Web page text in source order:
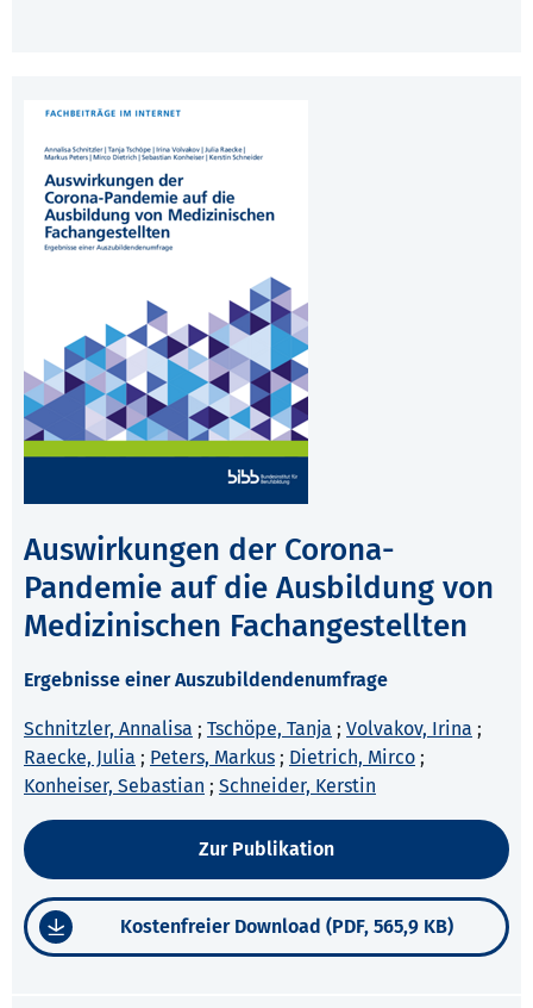
Auswirkungen der Corona-
Pandemie auf die Ausbildung von
Medizinischen Fachangestellten
Ergebnisse einer Auszubildendenumfrage
Schnitzler, Annalisa ; Tschöpe, Tanja ; Volvakov, Irina ;
Raecke, Julia ; Peters, Markus ; Dietrich, Mirco ;
Konheiser, Sebastian ; Schneider, Kerstin
Zur Publikation
Kostenfreier Download (PDF, 565,9 KB)